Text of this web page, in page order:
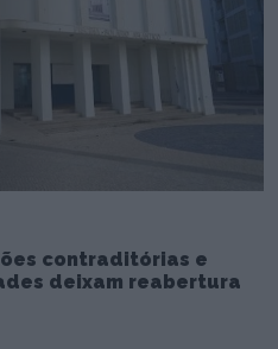
contraditórias e
deixam reabertura